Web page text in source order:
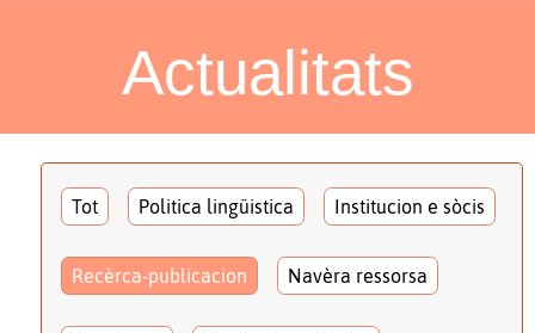
Actualitats
Tot Politica lingüistica Institucion e sòcis
Recèrca-publicacion Navèra ressorsa